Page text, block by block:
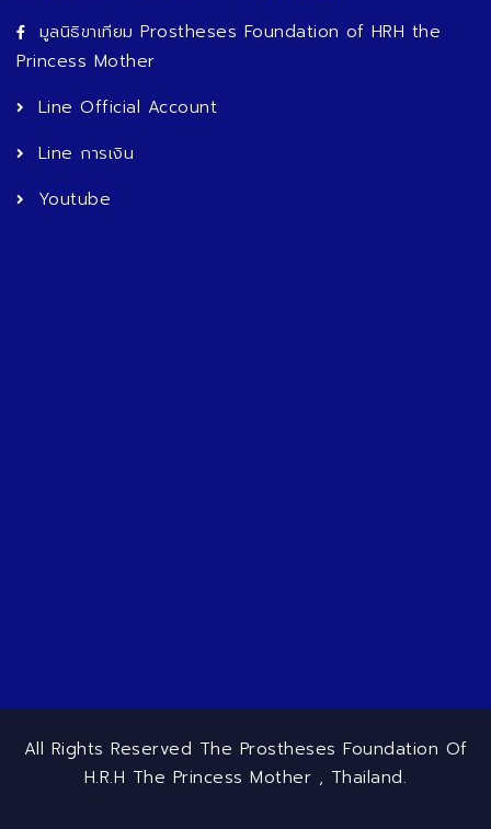
มูลนิธิขาเทียม Prostheses Foundation of HRH the
Princess Mother
Line Official Account
Line การเงิน
Youtube
All Rights Reserved The Prostheses Foundation Of
H.R.H The Princess Mother , Thailand.